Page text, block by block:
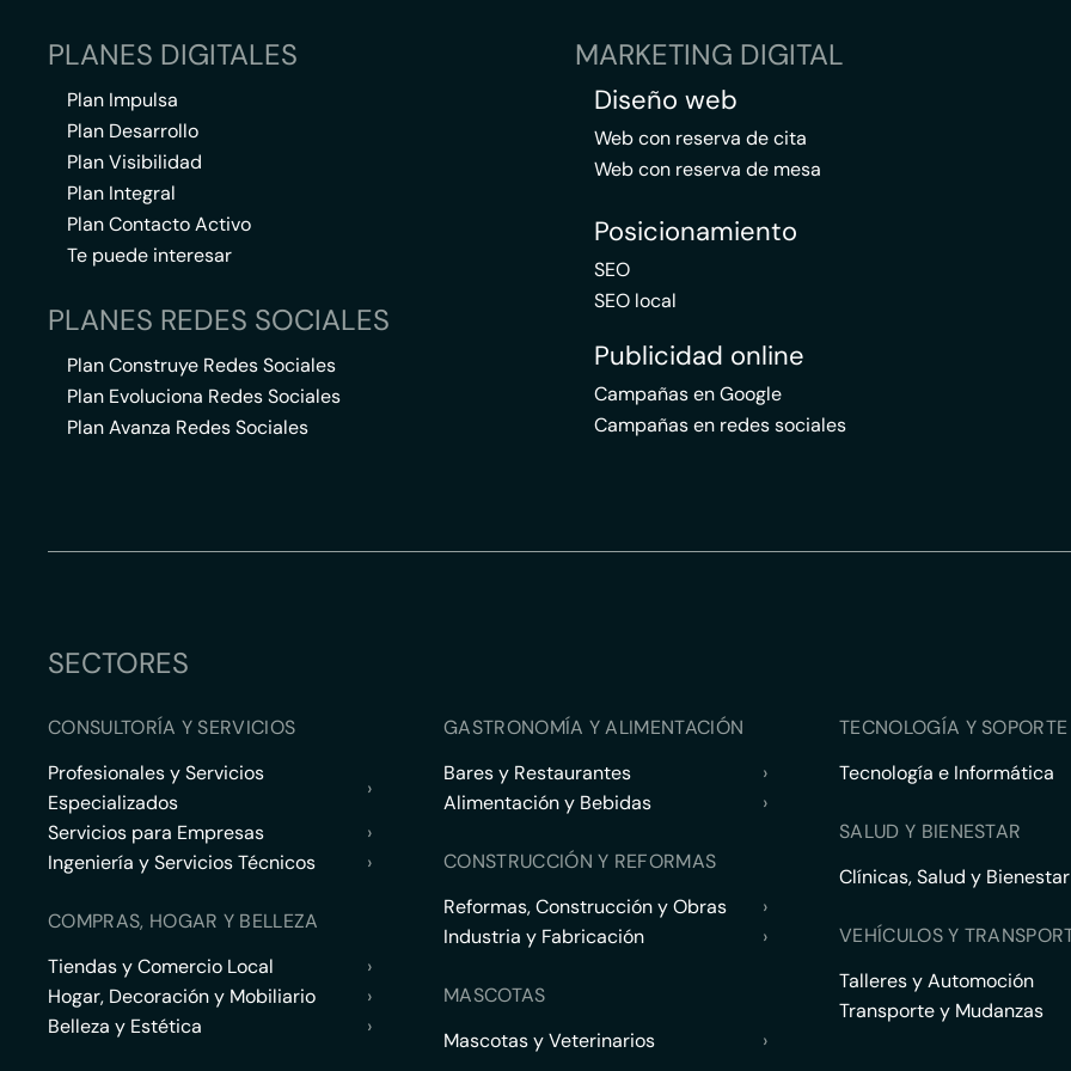
PLANES DIGITALES
Plan Impulsa
Plan Desarrollo
Plan Visibilidad
Plan Integral
Plan Contacto Activo
Te puede interesar
PLANES REDES SOCIALES
Plan Construye Redes Sociales
Plan Evoluciona Redes Sociales
Plan Avanza Redes Sociales
MARKETING DIGITAL
Diseño web
Web con reserva de cita
Web con reserva de mesa
Posicionamiento
SEO
SEO local
Publicidad online
Campañas en Google
Campañas en redes sociales
SECTORES
CONSULTORÍA Y SERVICIOS
Profesionales y Servicios
Especializados
›
Servicios para Empresas
›
Ingeniería y Servicios Técnicos
›
COMPRAS, HOGAR Y BELLEZA
Tiendas y Comercio Local
›
Hogar, Decoración y Mobiliario
›
Belleza y Estética
›
GASTRONOMÍA Y ALIMENTACIÓN
Bares y Restaurantes
›
Alimentación y Bebidas
›
CONSTRUCCIÓN Y REFORMAS
Reformas, Construcción y Obras
›
Industria y Fabricación
›
MASCOTAS
Mascotas y Veterinarios
›
TECNOLOGÍA Y
Tecnología e Informática
SALUD Y BIENESTAR
Clínicas, Salud y Bienestar
VEHÍCULOS Y
Talleres y Automoción
Transporte y Mudanzas